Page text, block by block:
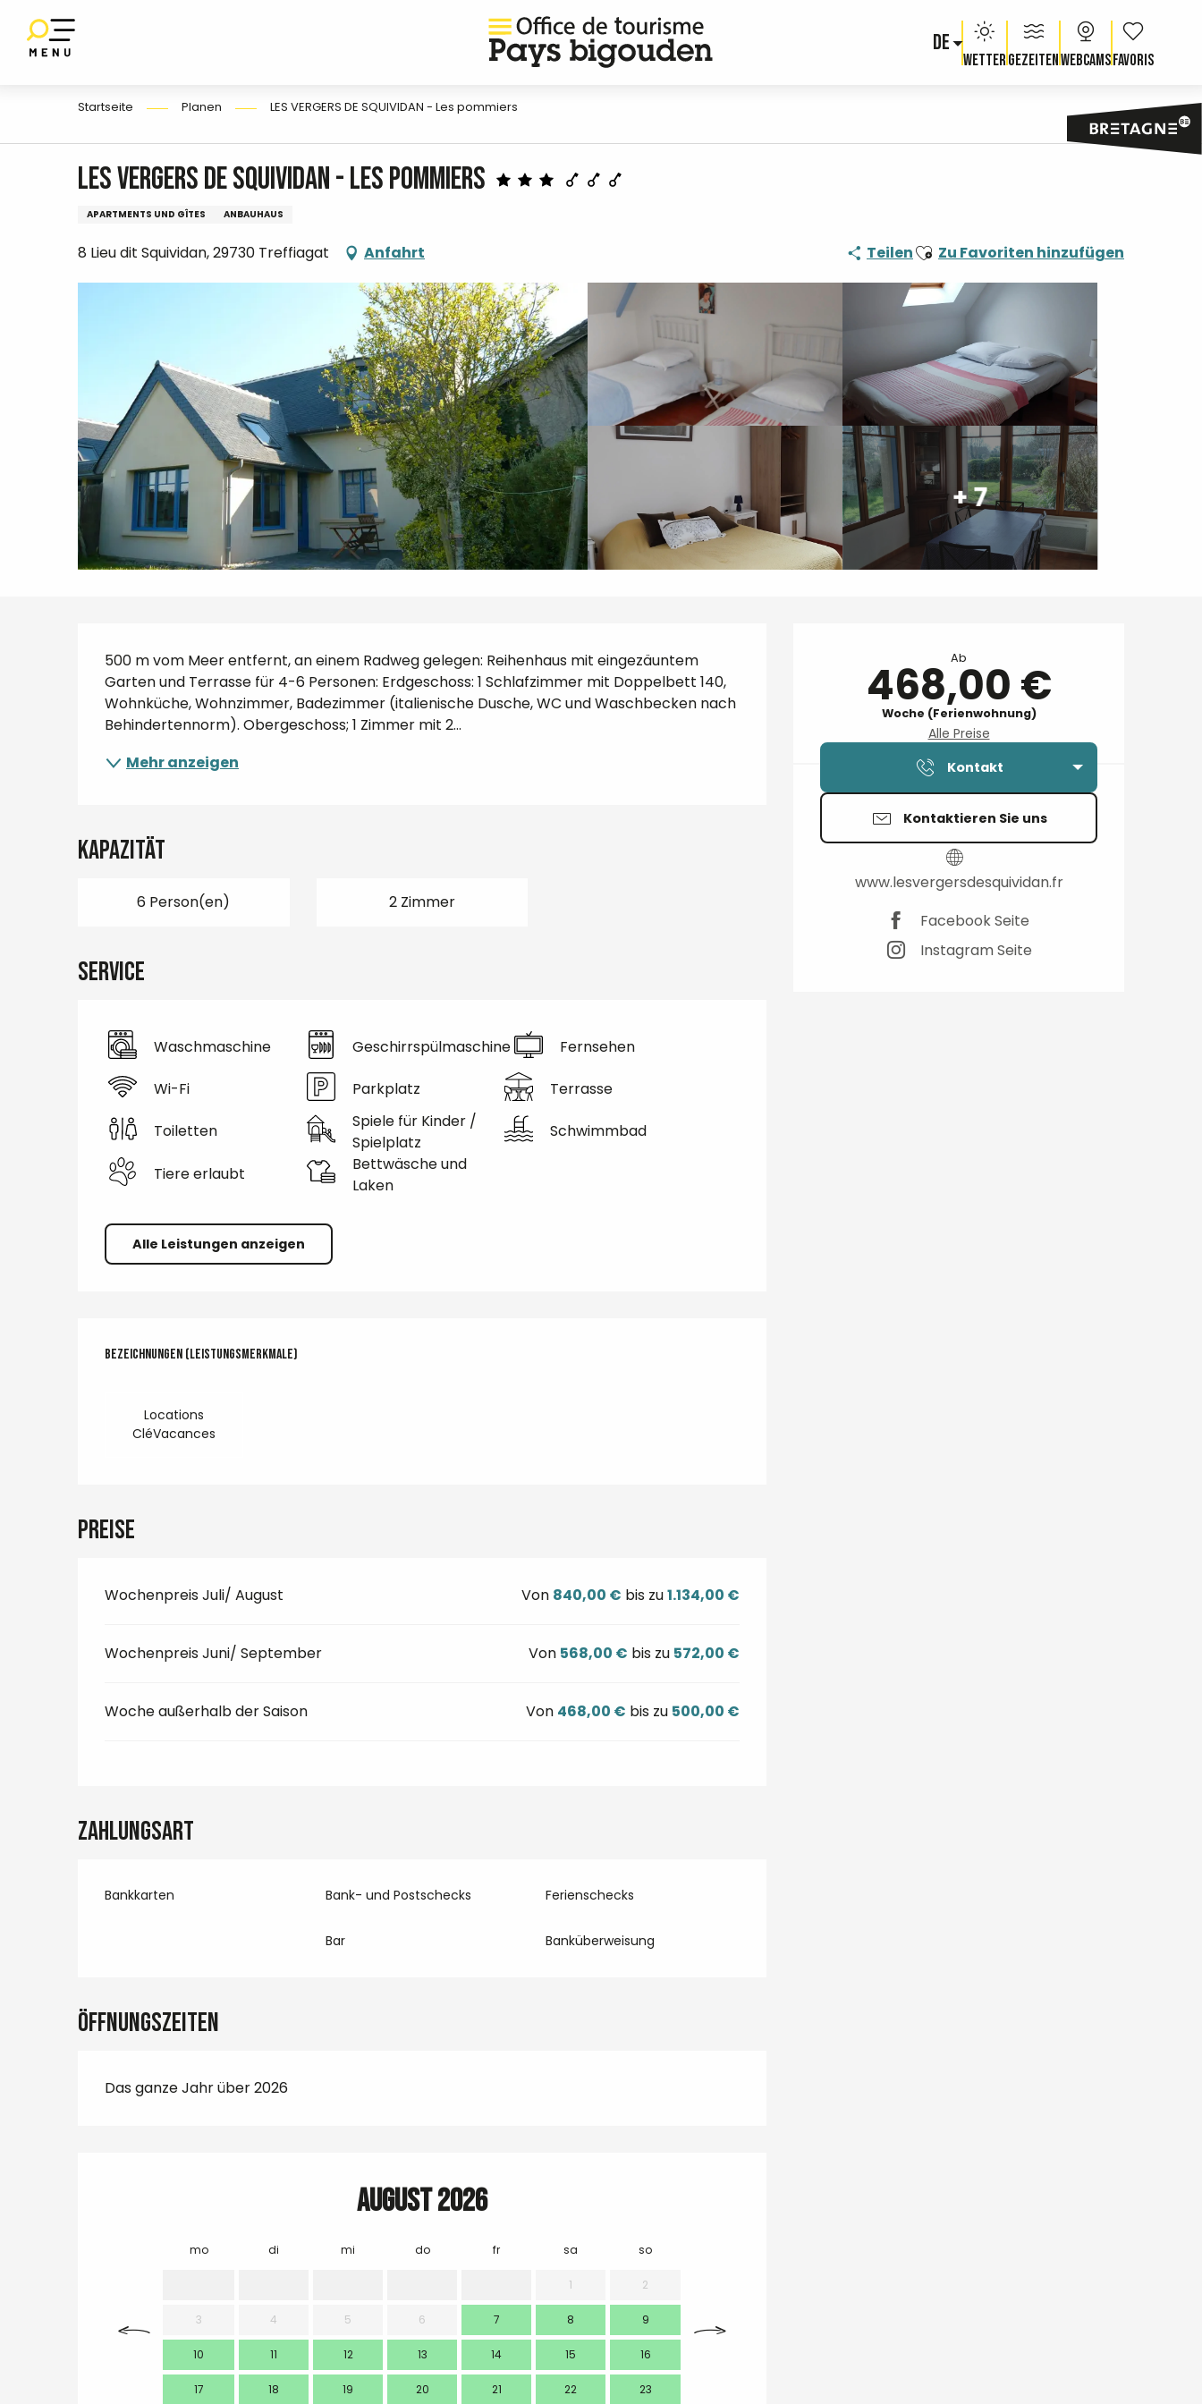
contenu
DE
WetterGezeitenWebcams Voir les
Startseite Planen LES VERGERS DE SQUIVIDAN - Les pommiers
LES VERGERS DE SQUIVIDAN - Les pommiers
APARTMENTS UND GÎTES ANBAUHAUS
8 Lieu dit Squividan, 29730 Treffiagat Anfahrt TeilenAjouter aux favoris
Zu Favoriten hinzufügen
+ 7
Öffnungszeiten & Kontaktdaten
Ab
468,00 €
Woche (Ferienwohnung)
Alle Preise
Kontakt
Kontaktieren Sie uns
www.lesvergersdesquividan.fr
Facebook Seite
Instagram Seite
Beschreibung
500 m vom Meer entfernt, an einem Radweg gelegen: Reihenhaus mit eingezäuntem
Garten und Terrasse für 4-6 Personen: Erdgeschoss: 1 Schlafzimmer mit Doppelbett 140,
Wohnküche, Wohnzimmer, Badezimmer (italienische Dusche, WC und Waschbecken nach
Behindertennorm). Obergeschoss; 1 Zimmer mit 2...
Mehr anzeigen
Kapazität
6 Person(en) 2 Zimmer
Service
Waschmaschine Geschirrspülmaschine Fernsehen
Wi-Fi Parkplatz Terrasse
Toiletten
Spiele für Kinder /
Spielplatz
Schwimmbad
Tiere erlaubt
Bettwäsche und
Laken
Alle Leistungen anzeigen
Leistungensmöglichkeiten
Bezeichnungen (Leistungsmerkmale)
Bezeichnungen (Leistungsmerkmale)
Locations
CléVacances
Preise
Wochenpreis Juli/ August Von 840,00 € bis zu1.134,00 €
Wochenpreis Juni/ September Von 568,00 € bis zu 572,00 €
Woche außerhalb der Saison Von 468,00 € bis zu 500,00 €
Zahlungsart
Bankkarten Bank- und Postschecks Ferienschecks
Bar Banküberweisung
Öffnungszeiten
Das ganze Jahr über 2026
August 2026
mo di mi do fr sa so
1 2
3 4 5 6 7 8 9
10 11 12 13 14 15 16
17 18 19 20 21 22 23